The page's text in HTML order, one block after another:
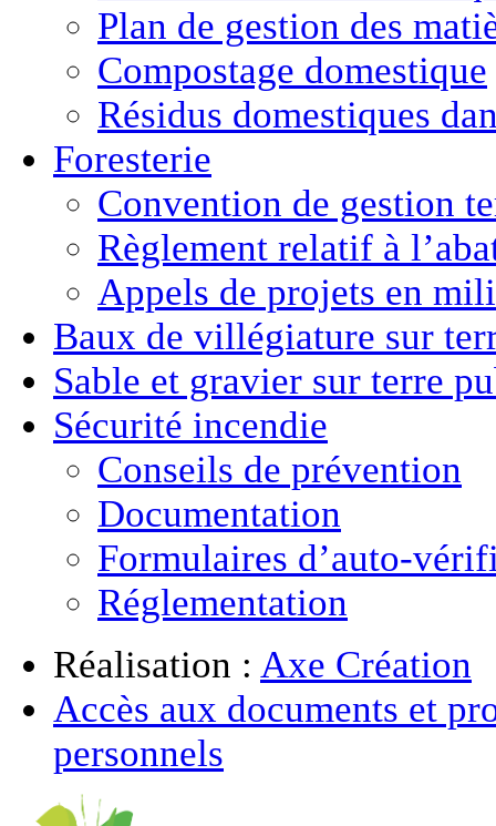
Plan de gestion des
Compostage domestique
Résidus domestiques
Foresterie
Convention de gestion
Règlement relatif à
Appels de projets en
Baux de villégiature sur
Sable et gravier sur terre
Sécurité incendie
Conseils de prévention
Documentation
Formulaires d’auto-
Réglementation
Réalisation : Axe Création
Accès aux documents et
personnels